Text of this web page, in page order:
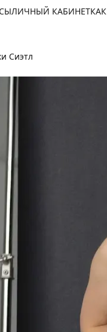
ЛИЧНЫЙ КАБИНЕТКАК
Сиэтл